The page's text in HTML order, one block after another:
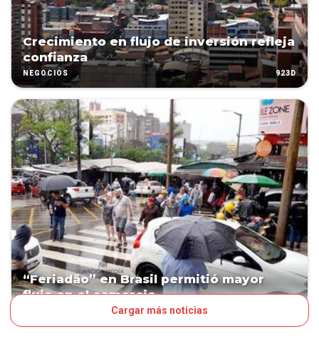
Crecimiento en flujo de inversión refleja
confianza
NEGOCIOS 923D
“Feriadão” en Brasil permitió mayor
flujo en el comercio
Cargar más noticias